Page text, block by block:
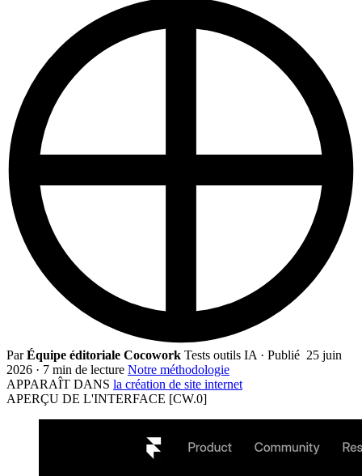
ParÉquipe éditoriale Cocowork Tests outils IA · Publié 25 juin
2026 · 7 min de lecture Notre méthodologie
APPARAÎT DANS la création de site internet
APERÇU DE L'INTERFACE [CW.0]